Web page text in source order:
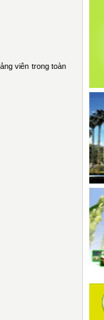
viên trong toàn